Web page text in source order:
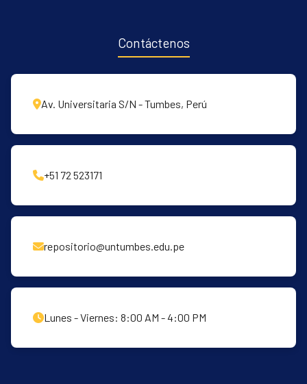
Contáctenos
Av. Universitaria S/N - Tumbes, Perú
+51 72 523171
repositorio@untumbes.edu.pe
Lunes - Viernes: 8:00 AM - 4:00 PM